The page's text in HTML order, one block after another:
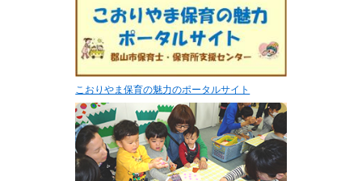
こおりやま保育の魅力のポータルサイト